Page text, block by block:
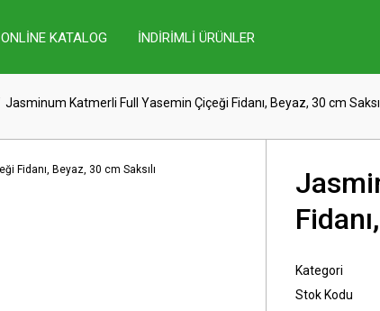
ONLİNE KATALOG İNDİRİMLİ ÜRÜNLER
Jasminum Katmerli Full Yasemin Çiçeği Fidanı, Beyaz, 30 cm
Kategori
Stok Kodu